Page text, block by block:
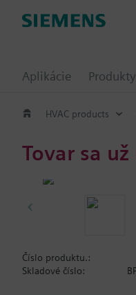
Aplikácie Produkty
HVAC products
Tovar sa
Číslo produktu.:
Skladové číslo: